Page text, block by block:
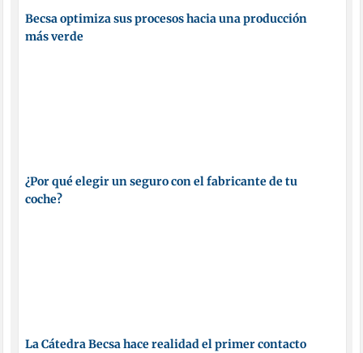
Becsa optimiza sus procesos hacia una producción
más verde
¿Por qué elegir un seguro con el fabricante de tu
coche?
La Cátedra Becsa hace realidad el primer contacto